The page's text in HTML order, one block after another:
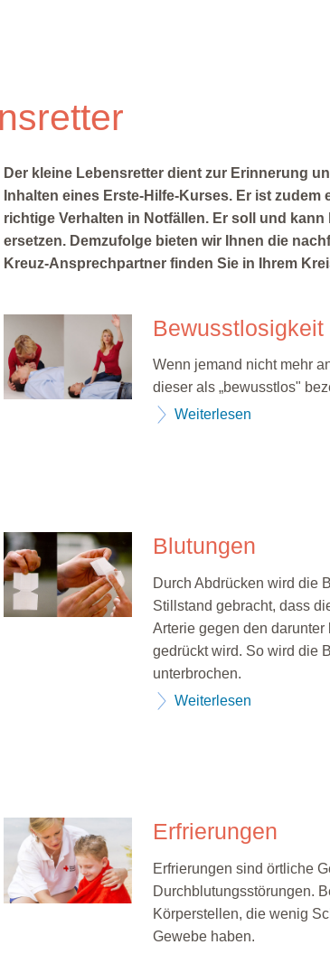
Der kleine Lebensretter dient zur Erinnerung
Inhalten eines Erste-Hilfe-Kurses. Er ist zudem
richtige Verhalten in Notfällen. Er soll und
ersetzen. Demzufolge bieten wir Ihnen die
Kreuz-Ansprechpartner finden Sie in Ihrem
Bewusstlosigkeit
Wenn jemand nicht mehr
dieser als „bewusstlos"
Weiterlesen
Blutungen
Durch Abdrücken wird die
Stillstand gebracht, dass
Arterie gegen den
gedrückt wird. So wird die
unterbrochen.
Weiterlesen
Erfrierungen
Erfrierungen sind örtliche
Durchblutungsstörungen.
Körperstellen, die wenig
Gewebe haben.